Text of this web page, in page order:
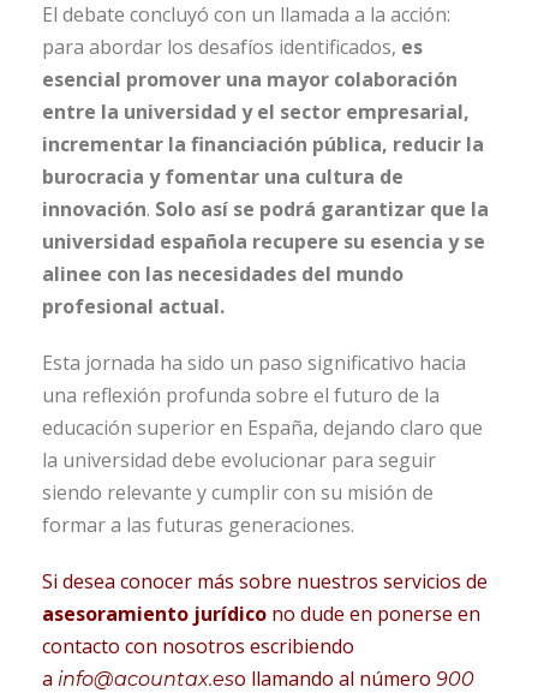
El debate concluyó con un llamada a la acción:
para abordar los desafíos identificados, es
esencial promover una mayor colaboración
entre la universidad y el sector empresarial,
incrementar la financiación pública, reducir la
burocracia y fomentar una cultura de
innovación. Solo así se podrá garantizar que la
universidad española recupere su esencia y se
alinee con las necesidades del mundo
profesional actual.
Esta jornada ha sido un paso significativo hacia
una reflexión profunda sobre el futuro de la
educación superior en España, dejando claro que
la universidad debe evolucionar para seguir
siendo relevante y cumplir con su misión de
formar a las futuras generaciones.
Si desea conocer más sobre nuestros servicios de
asesoramiento jurídico no dude en ponerse en
contacto con nosotros escribiendo
a info@acountax.eso llamando al número 900